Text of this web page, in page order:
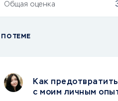
Общая оценка
ПО ТЕМЕ
Как
с моим личным